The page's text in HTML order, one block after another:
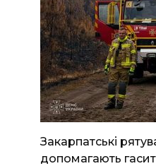
Закарпатські
допомагають